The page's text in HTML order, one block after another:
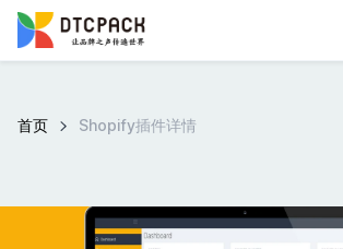
首页 Shopify插件详情